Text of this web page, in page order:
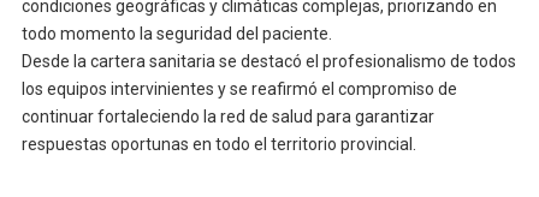
condiciones geográficas y climáticas complejas, priorizando en
todo momento la seguridad del paciente.
Desde la cartera sanitaria se destacó el profesionalismo de todos
los equipos intervinientes y se reafirmó el compromiso de
continuar fortaleciendo la red de salud para garantizar
respuestas oportunas en todo el territorio provincial.